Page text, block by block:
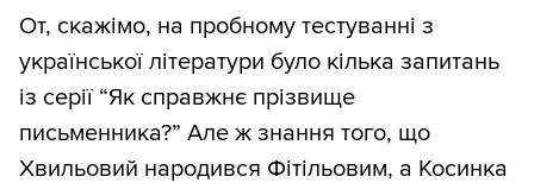
От, скажімо, на пробному тестуванні з
української літератури було кілька запитань
із серії “Як справжнє прізвище
письменника?” Але ж знання того, що
Хвильовий народився Фітільовим, а Косинка